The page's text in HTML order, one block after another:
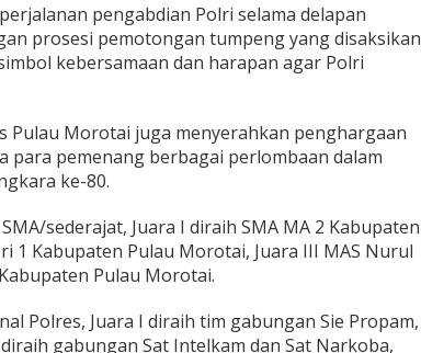
pengabdian Polri selama delapan
prosesi pemotongan tumpeng yang disaksikan
kebersamaan dan harapan agar Polri
Pulau Morotai juga menyerahkan penghargaan
para pemenang berbagai perlombaan dalam
ke-80.
sederajat, Juara I diraih SMA MA 2 Kabupaten
1 Kabupaten Pulau Morotai, Juara III MAS Nurul
Pulau Morotai.
Polres, Juara I diraih tim gabungan Sie Propam,
gabungan Sat Intelkam dan Sat Narkoba,